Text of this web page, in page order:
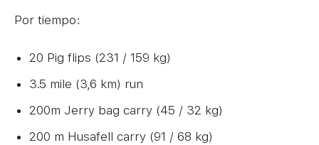
Por tiempo:
20 Pig flips (231 / 159 kg)
3.5 mile (3,6 km) run
200m Jerry bag carry (45 / 32 kg)
200 m Husafell carry (91 / 68 kg)